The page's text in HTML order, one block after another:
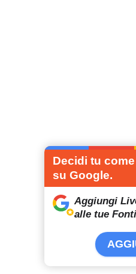
Decidi tu
su Google.
Aggiungi
alle tue